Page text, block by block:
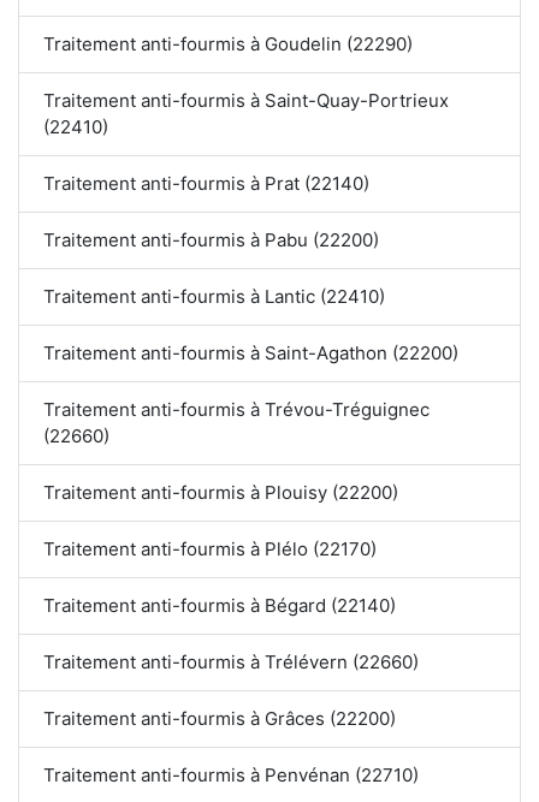
Traitement anti-fourmis à Goudelin (22290)
Traitement anti-fourmis à Saint-Quay-Portrieux
(22410)
Traitement anti-fourmis à Prat (22140)
Traitement anti-fourmis à Pabu (22200)
Traitement anti-fourmis à Lantic (22410)
Traitement anti-fourmis à Saint-Agathon (22200)
Traitement anti-fourmis à Trévou-Tréguignec
(22660)
Traitement anti-fourmis à Plouisy (22200)
Traitement anti-fourmis à Plélo (22170)
Traitement anti-fourmis à Bégard (22140)
Traitement anti-fourmis à Trélévern (22660)
Traitement anti-fourmis à Grâces (22200)
Traitement anti-fourmis à Penvénan (22710)